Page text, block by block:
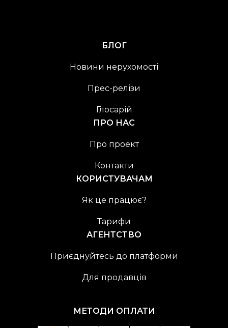
БЛОГ
Новини нерухомості
Прес-релізи
Глосарій
ПРО НАС
Про проект
Контакти
КОРИСТУВАЧАМ
Як це працює?
Тарифи
АГЕНТСТВО
Приєднуйтесь до платформи
Для продавців
МЕТОДИ ОПЛАТИ